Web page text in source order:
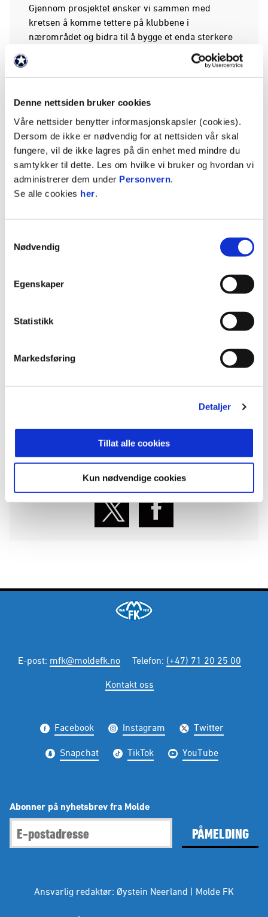
Denne nettsiden bruker cookies
Våre nettsider benytter informasjonskapsler (cookies).
Dersom de ikke er nødvendig for at nettsiden vår skal
fungere, vil de ikke lagres på din enhet med mindre du
samtykker til dette. Les om hvilke vi bruker og hvordan vi
administrerer dem under Personvern.
Se alle cookies her.
Nødvendig
Egenskaper
Statistikk
Markedsføring
Detaljer
Tillat alle cookies
Kun nødvendige cookies
Gjennom prosjektet ønsker vi sammen med
kretsen å komme tettere på klubbene i
nærområdet og bidra til å bygge et enda sterkere
miljø for jentefotballen. Målet er å få flere jenter til
å bli værende i fotballen lenger, samtidig som man
ønsker å skape interesse, mestring og motivasjon
Som en del av satsingen vil vi besøke jentelag i
regionen og gjennomføre inspirasjonsøkter ute i
klubbene. Klubbene kan selv velge hvilke
aldersgrupper som skal delta, mens vi stiller med
egne trenere og instruktører til gjennomføringen.
ballberøringer og et sterkt fokus på lek, læring og
mestring. Ambisjonen er å skape gode opplevelser
som gir motivasjon til videre aktivitet og enda
samarbeidet med klubbene rundt Molde. Samtidig
inspirere flere unge jenter til å drømme stort og
utvikle seg videre innen fotballen.
Publisert: 13.05.2026
Skrevet av: Sander Gjerdseth
Kontakt:sander.gjerdseth@moldefk.no
E-post: mfk@moldefk.no Telefon: (+47) 71 20 25 00
Kontakt oss
Facebook Instagram Twitter
Snapchat TikTok YouTube
Abonner på nyhetsbrev fra Molde
PÅMELDING
Ansvarlig redaktør: Øystein Neerland | Molde FK